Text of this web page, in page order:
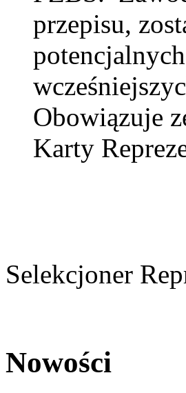
przepisu,
Obowiązuje
Karty
Selekcjoner
Nowości